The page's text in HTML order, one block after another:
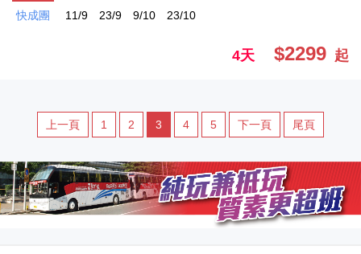
快成團
11/9 23/9 9/10 23/10
4天 $2299 起
上一頁 1 2 3 4 5 下一頁 尾頁